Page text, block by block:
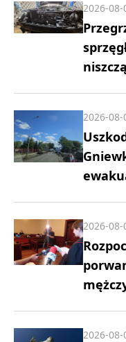
2026-
2026-
2026-
2026-